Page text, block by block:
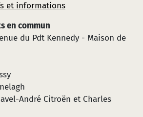
et informations
en commun
du Pdt Kennedy - Maison de
André Citroën et Charles